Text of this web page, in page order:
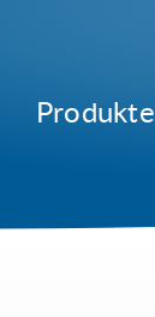
Produkte